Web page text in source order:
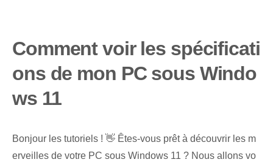
Comment voir les spécificati
ons de mon PC sous Windo
ws 11
Bonjour les tutoriels ! 👋 Êtes-vous prêt à découvrir les m
erveilles de votre PC sous Windows 11 ? Nous allons vo